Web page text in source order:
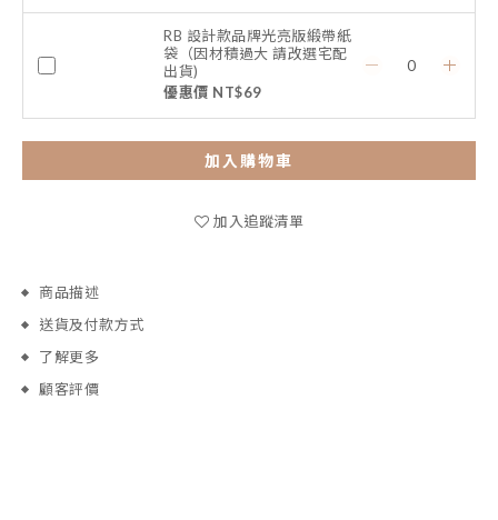
RB 設計款品牌光亮版緞帶紙
袋（因材積過大 請改選宅配
出貨)
優惠價 NT$69
加入購物車
加入追蹤清單
商品描述
送貨及付款方式
了解更多
顧客評價